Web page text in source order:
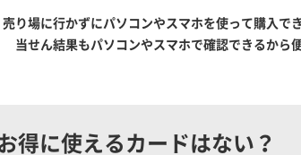
売り場に行かずにパソコンやスマホを使って購入で
当せん結果もパソコンやスマホで確認できるから
得に使えるカードはない？